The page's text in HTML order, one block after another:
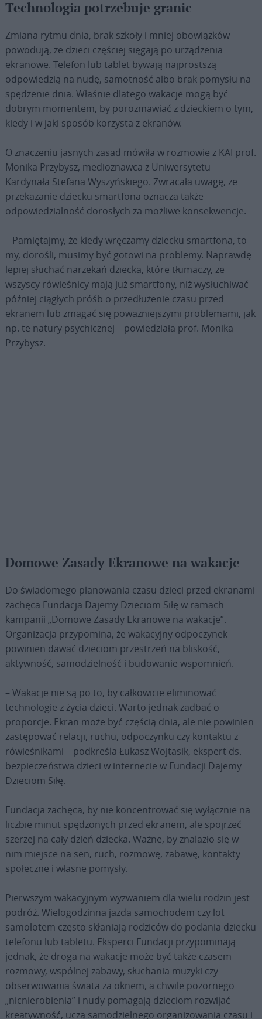
Technologia potrzebuje granic
Zmiana rytmu dnia, brak szkoły i mniej obowiązków
powodują, że dzieci częściej sięgają po urządzenia
ekranowe. Telefon lub tablet bywają najprostszą
odpowiedzią na nudę, samotność albo brak pomysłu na
spędzenie dnia. Właśnie dlatego wakacje mogą być
dobrym momentem, by porozmawiać z dzieckiem o tym,
kiedy i w jaki sposób korzysta z ekranów.
O znaczeniu jasnych zasad mówiła w rozmowie z KAI prof.
Monika Przybysz, medioznawca z Uniwersytetu
Kardynała Stefana Wyszyńskiego. Zwracała uwagę, że
przekazanie dziecku smartfona oznacza także
odpowiedzialność dorosłych za możliwe konsekwencje.
– Pamiętajmy, że kiedy wręczamy dziecku smartfona, to
my, dorośli, musimy być gotowi na problemy. Naprawdę
lepiej słuchać narzekań dziecka, które tłumaczy, że
wszyscy rówieśnicy mają już smartfony, niż wysłuchiwać
później ciągłych próśb o przedłużenie czasu przed
ekranem lub zmagać się poważniejszymi problemami, jak
np. te natury psychicznej – powiedziała prof. Monika
Przybysz.
Domowe Zasady Ekranowe na wakacje
Do świadomego planowania czasu dzieci przed ekranami
zachęca Fundacja Dajemy Dzieciom Siłę w ramach
kampanii „Domowe Zasady Ekranowe na wakacje”.
Organizacja przypomina, że wakacyjny odpoczynek
powinien dawać dzieciom przestrzeń na bliskość,
aktywność, samodzielność i budowanie wspomnień.
– Wakacje nie są po to, by całkowicie eliminować
technologie z życia dzieci. Warto jednak zadbać o
proporcje. Ekran może być częścią dnia, ale nie powinien
zastępować relacji, ruchu, odpoczynku czy kontaktu z
rówieśnikami – podkreśla Łukasz Wojtasik, ekspert ds.
bezpieczeństwa dzieci w internecie w Fundacji Dajemy
Dzieciom Siłę.
Fundacja zachęca, by nie koncentrować się wyłącznie na
liczbie minut spędzonych przed ekranem, ale spojrzeć
szerzej na cały dzień dziecka. Ważne, by znalazło się w
nim miejsce na sen, ruch, rozmowę, zabawę, kontakty
społeczne i własne pomysły.
Pierwszym wakacyjnym wyzwaniem dla wielu rodzin jest
podróż. Wielogodzinna jazda samochodem czy lot
samolotem często skłaniają rodziców do podania dziecku
telefonu lub tabletu. Eksperci Fundacji przypominają
jednak, że droga na wakacje może być także czasem
rozmowy, wspólnej zabawy, słuchania muzyki czy
obserwowania świata za oknem, a chwile pozornego
„nicnierobienia” i nudy pomagają dzieciom rozwijać
kreatywność, uczą samodzielnego organizowania czasu i